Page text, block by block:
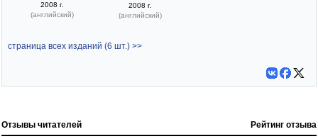
2008 г.
(английский)
2008 г.
(английский)
страница всех изданий (6 шт.) >>
Отзывы читателей Рейтинг отзыва